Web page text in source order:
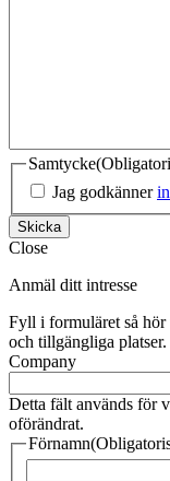
Samtycke
Jag godkänner
Skicka
Close
Anmäl ditt intresse
Fyll i formuläret så
och tillgängliga platser.
Company
Detta fält används för
oförändrat.
Förnamn